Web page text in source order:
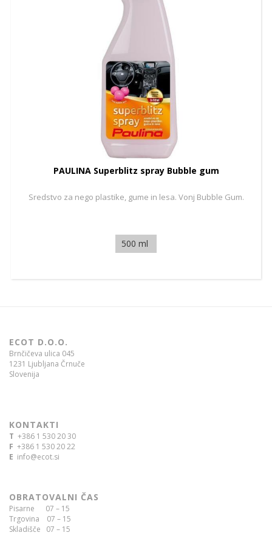
PAULINA Superblitz spray Bubble gum
Sredstvo za nego plastike, gume in lesa. Vonj Bubble Gum.
500 ml
ECOT D.O.O.
Brnčičeva ulica 045
1231 Ljubljana Črnuče
Slovenija
KONTAKTI
T +386 1 530 20 30
F +386 1 530 20 22
E info@ecot.si
OBRATOVALNI ČAS
Pisarne 07 – 15
Trgovina 07 – 15
Skladišče 07 – 15